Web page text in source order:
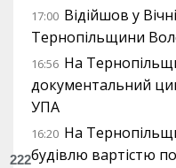
17:00 Відійшов у
Тернопільщини
16:56 На
документальний
УПА
16:20 На
будівлю вартістю
222